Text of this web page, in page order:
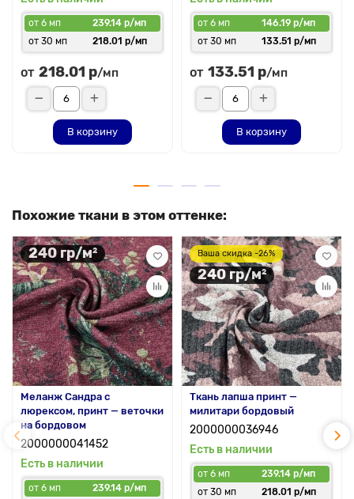
от 6 мп
239.14 р/мп
от 30 мп
218.01 р/мп
от 218.01 р/мп
В корзину
от 6 мп
146.19 р/мп
от 30 мп
133.51 р/мп
от 133.51 р/мп
В корзину
Похожие ткани в этом оттенке:
240 гр/м²
Меланж Сандра с
люрексом, принт — веточки
на бордовом
2000000041452
Есть в наличии
от 6 мп
239.14 р/мп
Ваша скидка -26%
240 гр/м²
Ткань лапша принт —
милитари бордовый
2000000036946
Есть в наличии
от 6 мп
239.14 р/мп
от 30 мп
218.01 р/мп